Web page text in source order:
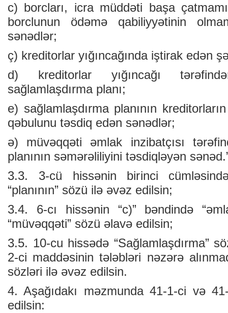
c) borcları, icra müddəti başa
borclunun ödəmə qabiliyyətinin
sənədlər;
ç) kreditorlar yığıncağında iştirak edən
d) kreditorlar yığıncağı
sağlamlaşdırma planı;
e) sağlamlaşdırma planının
qəbulunu təsdiq edən sənədlər;
ə) müvəqqəti əmlak inzibatçısı
planının səmərəliliyini təsdiqləyən
3.3. 3-cü hissənin birinci
“planının” sözü ilə əvəz edilsin;
3.4. 6-cı hissənin “c)” bəndində
“müvəqqəti” sözü əlavə edilsin;
3.5. 10-cu hissədə “Sağlamlaşdırma”
2-ci maddəsinin tələbləri nəzərə
sözləri ilə əvəz edilsin.
4. Aşağıdakı məzmunda 41-1-ci və
edilsin: